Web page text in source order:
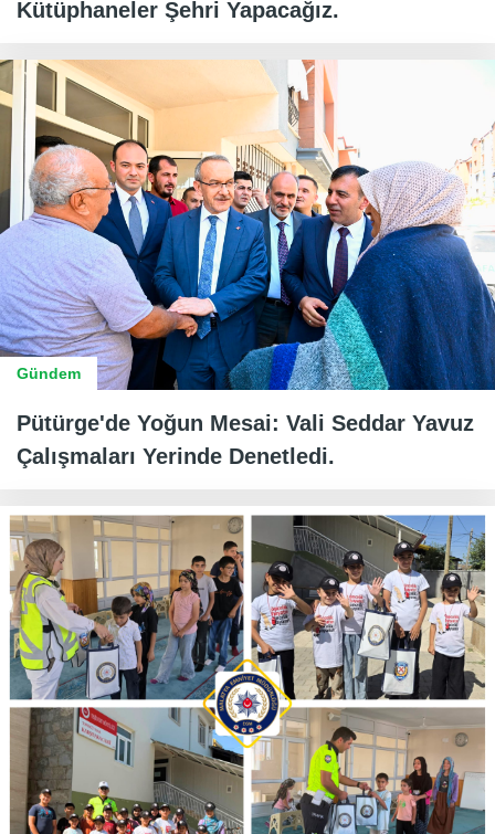
Kütüphaneler Şehri Yapacağız.
Gündem
Pütürge'de Yoğun Mesai: Vali Seddar Yavuz
Çalışmaları Yerinde Denetledi.